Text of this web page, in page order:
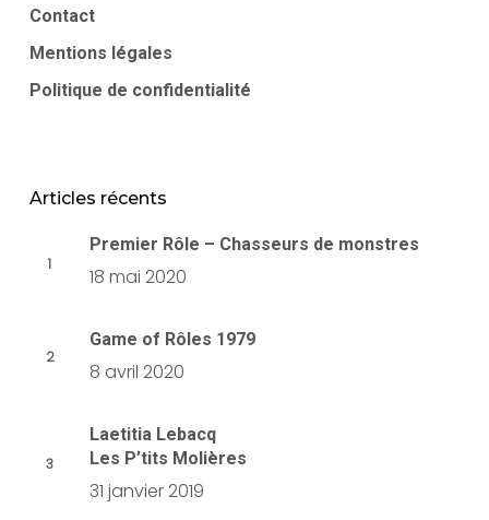
Contact
Mentions légales
Politique de confidentialité
Articles récents
Premier Rôle – Chasseurs de monstres
18 mai 2020
Game of Rôles 1979
8 avril 2020
Laetitia Lebacq
Les P’tits Molières
31 janvier 2019